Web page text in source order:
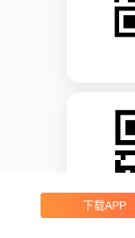
下载APP